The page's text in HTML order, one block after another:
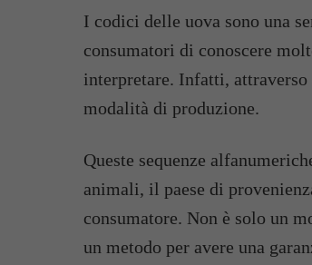
I codici delle uova sono una
consumatori di conoscere
interpretare. Infatti,
modalità di produzione.
Queste sequenze
animali, il paese di
consumatore. Non è solo un
un metodo per avere una